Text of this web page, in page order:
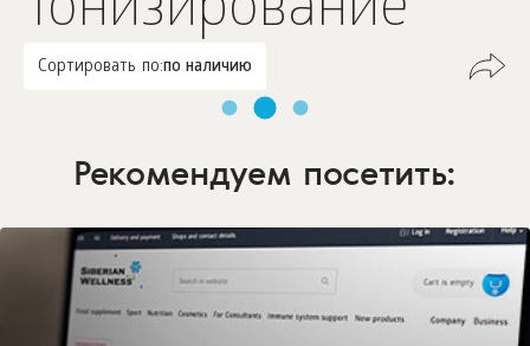
Тонизирование
Сортировать по:по наличию
Рекомендуем посетить: